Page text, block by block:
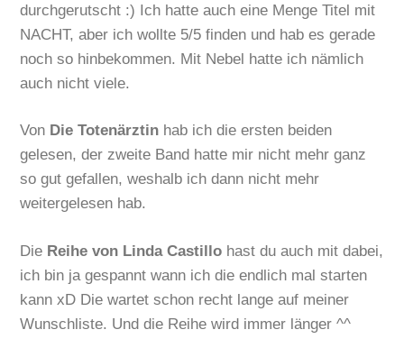
durchgerutscht :) Ich hatte auch eine Menge Titel mit
NACHT, aber ich wollte 5/5 finden und hab es gerade
noch so hinbekommen. Mit Nebel hatte ich nämlich
auch nicht viele.
Von Die Totenärztin hab ich die ersten beiden
gelesen, der zweite Band hatte mir nicht mehr ganz
so gut gefallen, weshalb ich dann nicht mehr
weitergelesen hab.
Die Reihe von Linda Castillo hast du auch mit dabei,
ich bin ja gespannt wann ich die endlich mal starten
kann xD Die wartet schon recht lange auf meiner
Wunschliste. Und die Reihe wird immer länger ^^